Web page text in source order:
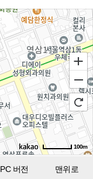
100m
길찾기
PC 버전 맨위로